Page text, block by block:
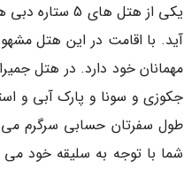
یکی از هتل
آید. با اقامت در این هتل
مهمانان خود دارد. در هتل
جکوزی و سونا و پارک آبی و
طول سفرتان حسابی سرگرم می
شما با توجه به سلیقه خود می